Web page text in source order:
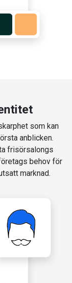
som kan
anblicken.
frisörsalongs
behov för
marknad.